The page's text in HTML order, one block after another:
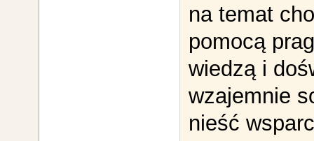
na temat
pomocą
wiedzą i
wzajemnie
nieść